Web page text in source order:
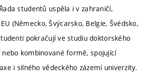
studentů uspěla i v zahraničí,
(Německo, Švýcarsko, Belgie, Švédsko,
pokračují ve studiu doktorského
kombinované formě, spojující
i silného vědeckého zázemí univerzity.